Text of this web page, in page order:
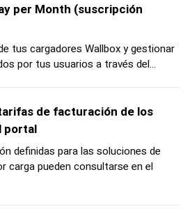
per Month (suscripción
tus cargadores Wallbox y gestionar
por tus usuarios a través del...
de facturación de los
portal
definidas para las soluciones de
carga pueden consultarse en el